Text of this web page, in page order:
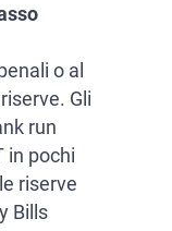
o al
Gli
run
in pochi
riserve
Bills